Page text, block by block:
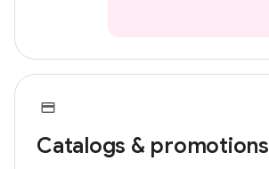
Catalogs & promotions